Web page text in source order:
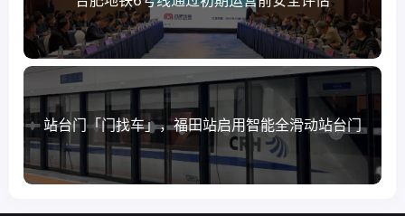
站台门「门找车」，福田站启用智能全滑动站台门